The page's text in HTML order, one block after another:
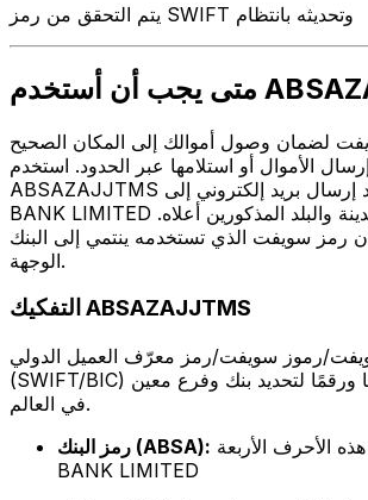
يتم التحقق من رمز SWIFT وتحديثه بانتظام
لضمان وصول أموالك إلى المكان الصحيح
الأموال أو استلامها عبر الحدود. استخدم
ABSAZAJJTMS عندما تريد إرسال بريد إلكتروني إلى ABSA
BANK LIMITED على العنوان والمدينة والبلد المذكورين أعلاه.
رمز سويفت الذي تستخدمه ينتمي إلى البنك
الوجهة.
التفكيك ABSAZAJJTMS
رموز سويفت/رمز معرّف العميل الدولي
(SWIFT/BIC) من 8 إلى 11 حرفًا ورقمًا لتحديد بنك وفرع معين
في العالم.
رمز البنك (ABSA):
BANK LIMITED